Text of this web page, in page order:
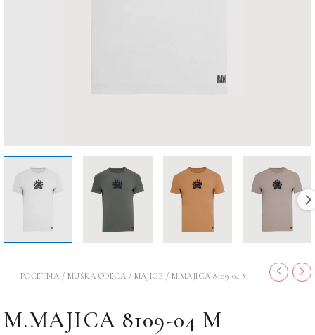
POČETNA / MUŠKA ODEĆA / MAJICE / M.MAJICA 8109-04 M
M.MAJICA 8109-04 M